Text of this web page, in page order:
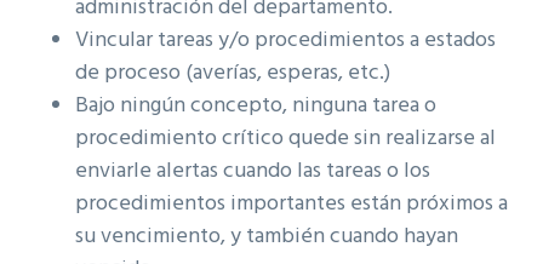
administración del departamento.
Vincular tareas y/o procedimientos a estados
de proceso (averías, esperas, etc.)
Bajo ningún concepto, ninguna tarea o
procedimiento crítico quede sin realizarse al
enviarle alertas cuando las tareas o los
procedimientos importantes están próximos a
su vencimiento, y también cuando hayan